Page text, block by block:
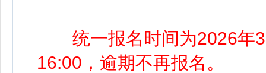
统一报名时间为2026
16:00，逾期不再报名。